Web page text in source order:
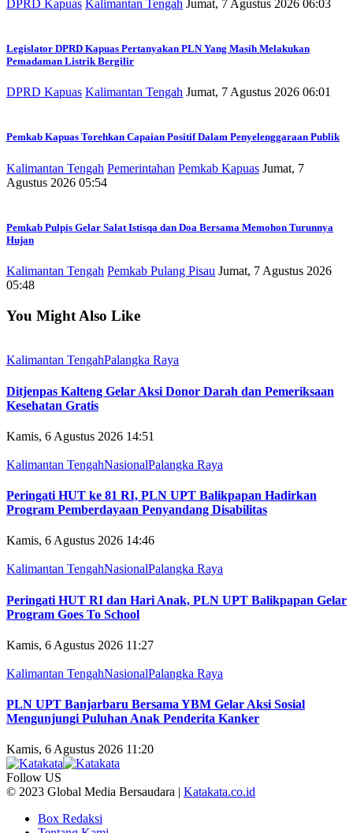
DPRD Kapuas Kalimantan Tengah Jumat, 7 Agustus 2026 06:03
Legislator DPRD Kapuas Pertanyakan PLN Yang Masih Melakukan
Pemadaman Listrik Bergilir
DPRD Kapuas Kalimantan Tengah Jumat, 7 Agustus 2026 06:01
Pemkab Kapuas Torehkan Capaian Positif Dalam Penyelenggaraan Publik
Kalimantan Tengah Pemerintahan Pemkab Kapuas Jumat, 7
Agustus 2026 05:54
Pemkab Pulpis Gelar Salat Istisqa dan Doa Bersama Memohon Turunnya
Hujan
Kalimantan Tengah Pemkab Pulang Pisau Jumat, 7 Agustus 2026
05:48
You Might Also Like
Kalimantan TengahPalangka Raya
Ditjenpas Kalteng Gelar Aksi Donor Darah dan Pemeriksaan
Kesehatan Gratis
Kamis, 6 Agustus 2026 14:51
Kalimantan TengahNasionalPalangka Raya
Peringati HUT ke 81 RI, PLN UPT Balikpapan Hadirkan
Program Pemberdayaan Penyandang Disabilitas
Kamis, 6 Agustus 2026 14:46
Kalimantan TengahNasionalPalangka Raya
Peringati HUT RI dan Hari Anak, PLN UPT Balikpapan Gelar
Program Goes To School
Kamis, 6 Agustus 2026 11:27
Kalimantan TengahNasionalPalangka Raya
PLN UPT Banjarbaru Bersama YBM Gelar Aksi Sosial
Mengunjungi Puluhan Anak Penderita Kanker
Kamis, 6 Agustus 2026 11:20
Follow US
© 2023 Global Media Bersaudara | Katakata.co.id
Box Redaksi